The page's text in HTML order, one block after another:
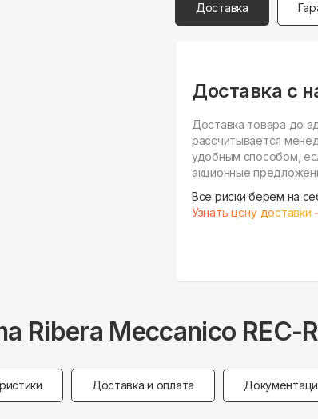
Доставка
Доставка с
Доставка товара до
рассчитывается
удобным способом,
акционные
Все риски берем на
Узнать цену доставки
Ribera Meccanico REC-
Доставка и оплата